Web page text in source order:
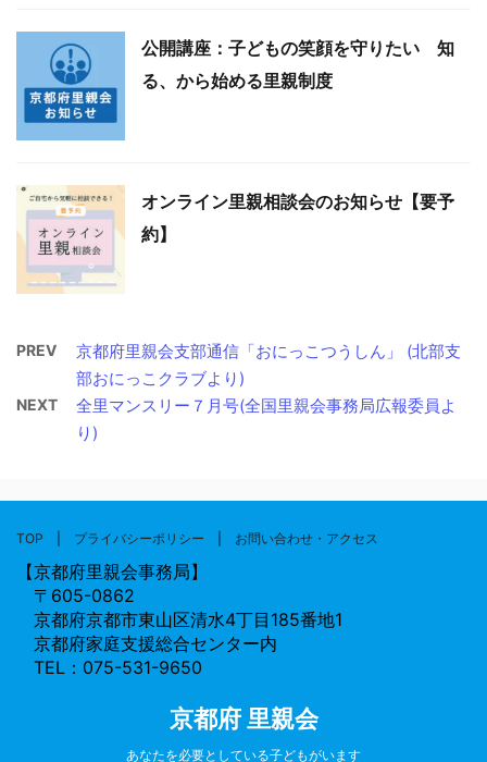
公開講座：子どもの笑顔を守りたい 知
る、から始める里親制度
オンライン里親相談会のお知らせ【要予
約】
PREV
京都府里親会支部通信「おにっこつうしん」 (北部支
部おにっこクラブより)
NEXT
全里マンスリー７月号(全国里親会事務局広報委員よ
り)
TOP プライバシーポリシー お問い合わせ・アクセス
【京都府里親会事務局】
〒605-0862
京都府京都市東山区清水4丁目185番地1
京都府家庭支援総合センター内
TEL：075-531-9650
京都府 里親会
あなたを必要としている子どもがいます